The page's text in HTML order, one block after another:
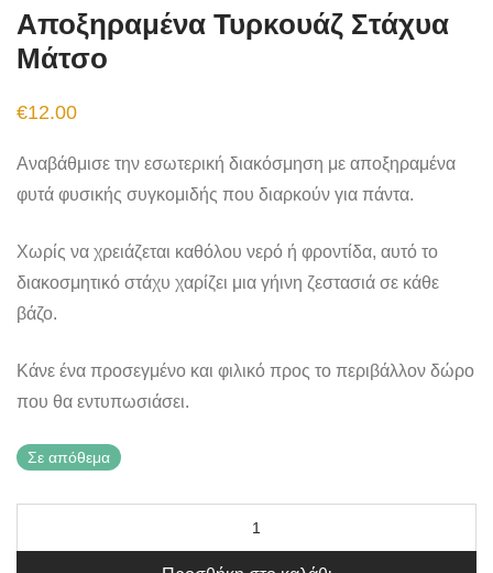
Αποξηραμένα Τυρκουάζ Στάχυα
Μάτσο
€12.00
Αναβάθμισε την εσωτερική διακόσμηση με αποξηραμένα
φυτά φυσικής συγκομιδής που διαρκούν για πάντα.
Χωρίς να χρειάζεται καθόλου νερό ή φροντίδα, αυτό το
διακοσμητικό στάχυ χαρίζει μια γήινη ζεστασιά σε κάθε
βάζο.
Κάνε ένα προσεγμένο και φιλικό προς το περιβάλλον δώρο
που θα εντυπωσιάσει.
Σε απόθεμα